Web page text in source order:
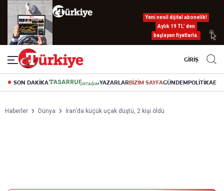
Yeni nesil dijital abonelik!
Aylık 19 TL’ den
başlayan fiyatlarla.
GİRİŞ
SON DAKİKA YAZARLARBİZİM SAYFAGÜNDEMPOLİTİKA
Haberler Dünya İran’da küçük uçak düştü, 2 kişi öldü